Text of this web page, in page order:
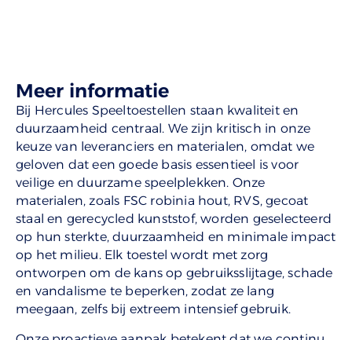
Meer informatie
Bij Hercules Speeltoestellen staan kwaliteit en
duurzaamheid centraal. We zijn kritisch in onze
keuze van leveranciers en materialen, omdat we
geloven dat een goede basis essentieel is voor
veilige en duurzame speelplekken. Onze
materialen, zoals FSC robinia hout, RVS, gecoat
staal en gerecycled kunststof, worden geselecteerd
op hun sterkte, duurzaamheid en minimale impact
op het milieu. Elk toestel wordt met zorg
ontworpen om de kans op gebruiksslijtage, schade
en vandalisme te beperken, zodat ze lang
meegaan, zelfs bij extreem intensief gebruik.